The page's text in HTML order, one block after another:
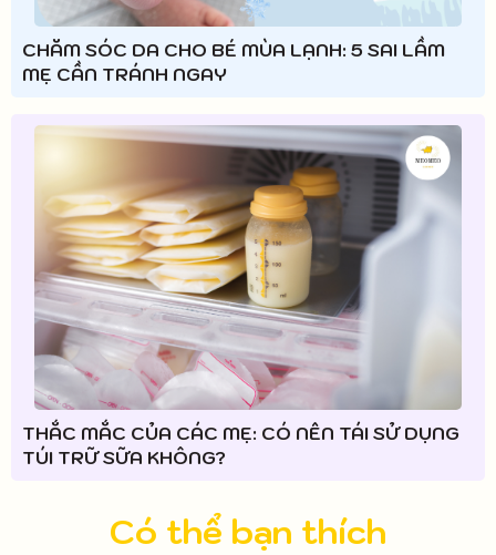
CHĂM SÓC DA CHO BÉ MÙA LẠNH: 5 SAI LẦM
MẸ CẦN TRÁNH NGAY
THẮC MẮC CỦA CÁC MẸ: CÓ NÊN TÁI SỬ DỤNG
TÚI TRỮ SỮA KHÔNG?
Có thể bạn thích